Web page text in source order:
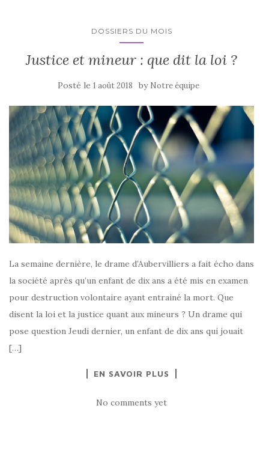
DOSSIERS DU MOIS
Justice et mineur : que dit la loi ?
Posté le 1 août 2018 by Notre équipe
La semaine dernière, le drame d’Aubervilliers a fait écho dans
la société après qu’un enfant de dix ans a été mis en examen
pour destruction volontaire ayant entrainé la mort. Que
disent la loi et la justice quant aux mineurs ? Un drame qui
pose question Jeudi dernier, un enfant de dix ans qui jouait
[…]
EN SAVOIR PLUS
No comments yet